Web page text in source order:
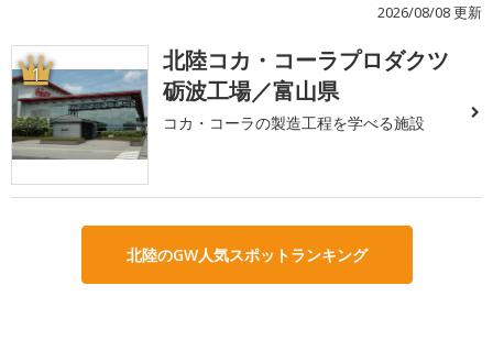
2026/08/08 更新
1
北陸コカ・コーラプロダクツ
砺波工場／富山県
コカ・コーラの製造工程を学べる施設
北陸のGW人気スポットランキング